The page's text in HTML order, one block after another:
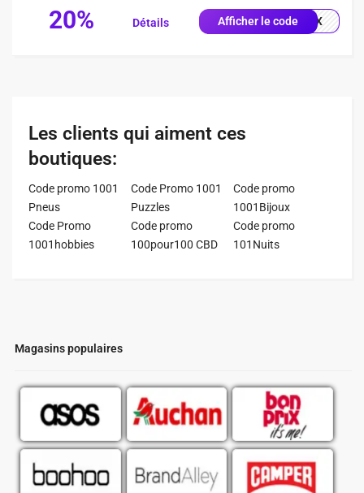
Magasins populaires
20% Afficher le code0X1X
Détails
Les clients qui aiment ces
boutiques:
Code promo 1001
Pneus
Code Promo 1001
Puzzles
Code promo
1001Bijoux
Code Promo
1001hobbies
Code promo
100pour100 CBD
Code promo
101Nuits